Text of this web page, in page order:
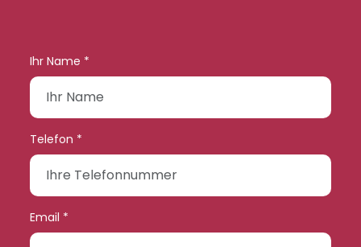
Ihr Name *
Telefon *
Email *